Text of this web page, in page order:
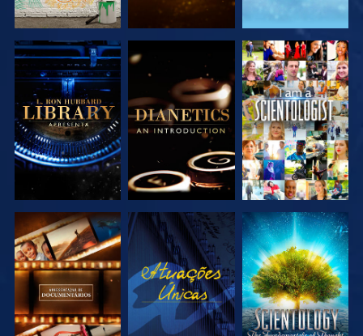
EXPLORAR A
SÉRIE
EXPLORAR A
SÉRIE
VER
EXPLORAR A
SÉRIE
VER
EXPLORAR A
SÉRIE